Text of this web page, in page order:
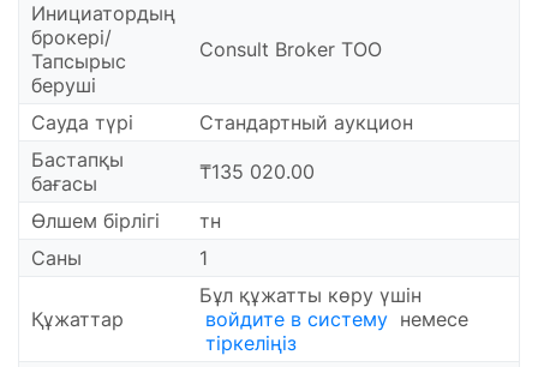
Инициатордың
брокері/
Тапсырыс
беруші
Consult Broker ТОО
Сауда түрі
Стандартный аукцион
Бастапқы
бағасы
₸135 020.00
Өлшем бірлігі
тн
Саны
1
Құжаттар
Бұл құжатты көру үшін
войдите в систему немесе
тіркеліңіз